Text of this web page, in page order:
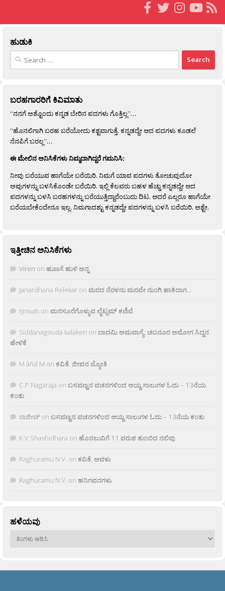
ಹುಡುಕಿ
Search
ಬರಹಗಾರರಿಗೆ ಕಿವಿಮಾತು
“ನನಗೆ ಅಶ್ಟೊಂದು ಕನ್ನಡ ಬೇರಿನ ಪದಗಳು ಗೊತ್ತಿಲ್ಲ”…
“ಹೊನಲಿಗಾಗಿ ಬರಹ ಬರೆಯೋದು ಕಶ್ಟವಾಗುತ್ತೆ. ಕನ್ನಡದ್ದೇ ಆದ ಪದಗಳು ಕೂಡಲೆ
ನೆನಪಿಗೆ ಬರಲ್ಲ”…
ಈ ಮೇಲಿನ ಅನಿಸಿಕೆಗಳು ನಿಮ್ಮದಾಗಿದ್ದರೆ ಗಮನಿಸಿ:
ನೀವು ಬರೆಯುವ ಹಾಗೆಯೇ ಬರೆಯಿರಿ. ನಿಮಗೆ ಯಾವ ಪದಗಳು ತೋಚುವುದೋ
ಅವುಗಳನ್ನು ಬಳಸಿಕೊಂಡೇ ಬರೆಯಿರಿ. ಇಲ್ಲಿ ಕೆಲವರು ಬಹಳ ಹೆಚ್ಚು ಕನ್ನಡದ್ದೇ ಆದ
ಪದಗಳನ್ನು ಬಳಸಿ ಬರಹಗಳನ್ನು ಬರೆಯುತ್ತಿದ್ದಾರೆಂಬುದು ದಿಟ. ಆದರೆ ಎಲ್ಲರೂ ಹಾಗೆಯೇ
ಬರೆಯಬೇಕೆಂದೇನೂ ಇಲ್ಲ. ನಿಮಗಾದಶ್ಟು ಕನ್ನಡದ್ದೇ ಪದಗಳನ್ನು ಬಳಸಿ ಬರೆಯಿರಿ, ಅಶ್ಟೇ.
ಇತ್ತೀಚಿನ ಅನಿಸಿಕೆಗಳು
Viren on ಹುಣಸೆ ಹುಳಿ ಅನ್ನ
Janardhana Relekar on ಮರದ ನೆರಳನು ಮರವೇ ನುಂಗಿ ಹಾಕಿದಾಗ…
rjnivah on ಮನಸೂರೆಗೊಳ್ಳುವ ಲೈಟ್ಲಮ್ ಕಣಿವೆ
Siddanagouda kalakeri on ಬಾದಮಿ ಅಮವಾಸ್ಯೆ: ಚಬನೂರ ಅಮೋಗ ಸಿದ್ದನ
ಹೇಳಿಕೆ
M âñd M on ಕವಿತೆ: ಜೀವನ ಜ್ಯೋತಿ
C.P.Nagaraja on ಬಸವಣ್ಣನ ವಚನಗಳಿಂದ ಆಯ್ದ ಸಾಲುಗಳ ಓದು – 13ನೆಯ
ಕಂತು
ರಾಜೀವ್ on ಬಸವಣ್ಣನ ವಚನಗಳಿಂದ ಆಯ್ದ ಸಾಲುಗಳ ಓದು – 13ನೆಯ ಕಂತು
K.V Shashidhara on ಹೊನಲುವಿಗೆ 11 ವರುಶ ತುಂಬಿದ ನಲಿವು
Raghuramu N.V. on ಕವಿತೆ: ಅವಳು
Raghuramu N.V. on ಹನಿಗವನಗಳು
ಹಳೆಯವು
ಹಳೆಯವು